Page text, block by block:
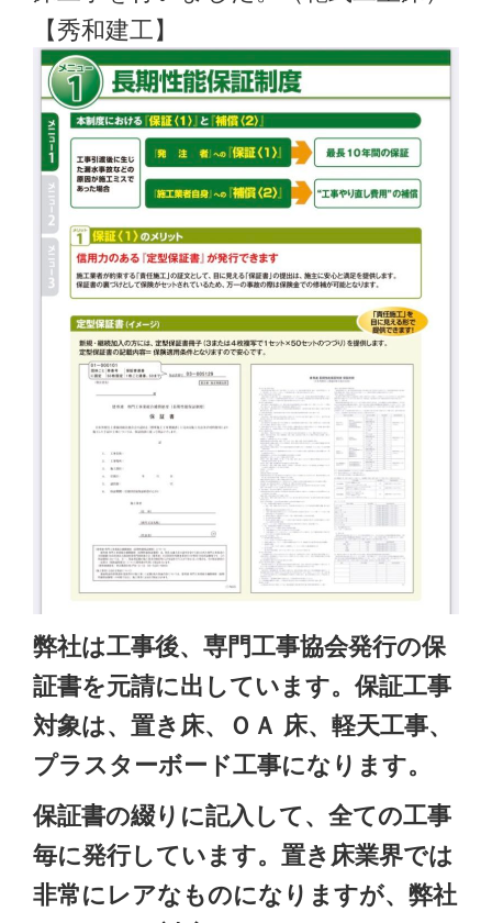
弊社は工事後、専門工事協会発行の保
証書を元請に出しています。保証工事
対象は、置き床、ＯＡ 床、軽天工事、
プラスターボード工事になります。
保証書の綴りに記入して、全ての工事
毎に発行しています。置き床業界では
非常にレアなものになりますが、弊社